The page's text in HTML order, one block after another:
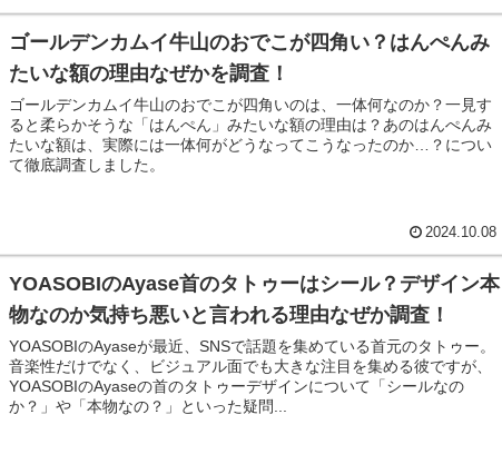
ゴールデンカムイ牛山のおでこが四角い？はんぺんみ
たいな額の理由なぜかを調査！
ゴールデンカムイ牛山のおでこが四角いのは、一体何なのか？一見す
ると柔らかそうな「はんぺん」みたいな額の理由は？あのはんぺんみ
たいな額は、実際には一体何がどうなってこうなったのか…？につい
て徹底調査しました。
2024.10.08
YOASOBIのAyase首のタトゥーはシール？デザイン本
物なのか気持ち悪いと言われる理由なぜか調査！
YOASOBIのAyaseが最近、SNSで話題を集めている首元のタトゥー。
音楽性だけでなく、ビジュアル面でも大きな注目を集める彼ですが、
YOASOBIのAyaseの首のタトゥーデザインについて「シールなの
か？」や「本物なの？」といった疑問...